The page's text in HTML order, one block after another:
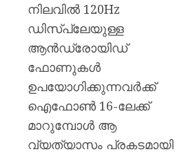
നിലവിൽ 120Hz
ഡിസ്‌പ്ലേയുള്ള
ആൻഡ്രോയിഡ്
ഫോണുകൾ
ഉപയോഗിക്കുന്നവർക്ക്
ഐഫോൺ 16-ലേക്ക്
മാറുമ്പോൾ ആ
വ്യത്യാസം പ്രകടമായി